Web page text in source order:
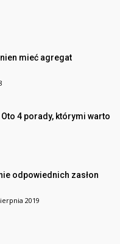
mieć agregat
4 porady, którymi warto
odpowiednich zasłon
2019